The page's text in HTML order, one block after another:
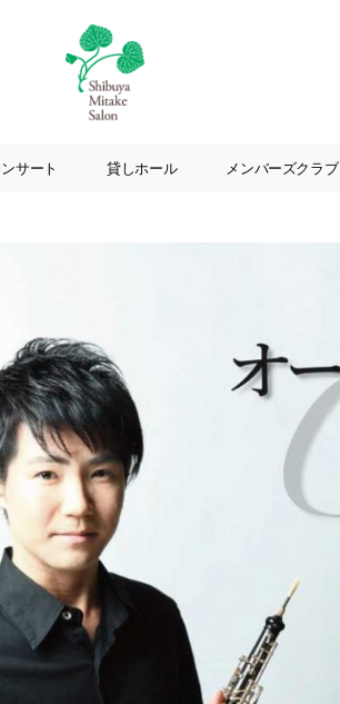
谷
美
谷
駅
徒
3
分
の
和
風
モ
ン
な
サート 貸しホール メンバーズクラブ